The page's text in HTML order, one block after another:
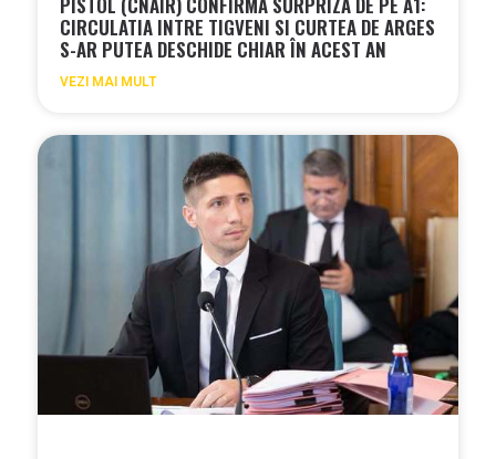
CIRCULATIA INTRE TIGVENI SI CURTEA DE ARGES
S-AR PUTEA DESCHIDE CHIAR ÎN ACEST AN
VEZI MAI MULT